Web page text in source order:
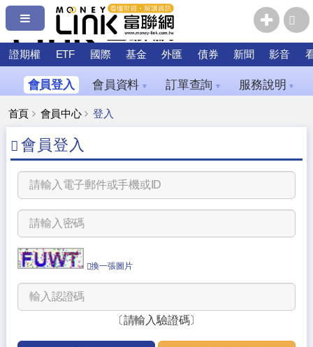
證期權 ETF 國際 基金 外匯 債券 新聞 影音
會員登入 會員資料 ▼ 訂單查詢 ▼ 服務說明 ▼
首頁 會員中心 登入
會員登入
換一張圖片
〔請輸入驗證碼〕